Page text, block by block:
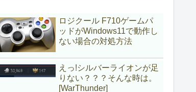
ロジクール F710ゲームパ
ッドがWindows11で動作し
ない場合の対処方法
えっ!シルバーライオンが足
りない？？？そんな時は。
[WarThunder]